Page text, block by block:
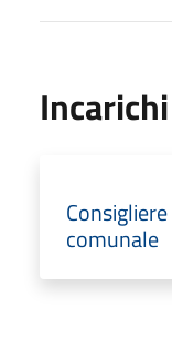
Incarichi
comunale